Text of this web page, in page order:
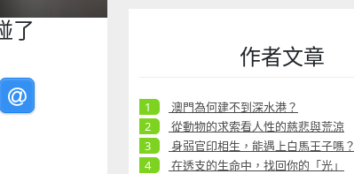
了
作者文章
澳門為何建不到深水港？
從動物的求索看人性的慈悲與荒涼
身弱官印相生，能遇上白馬王子嗎？
在透支的生命中，找回你的「光」